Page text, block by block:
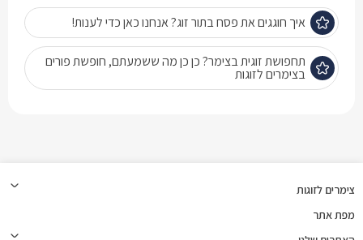
איך חוגגים את פסח בתור זוג? אנחנו כאן כדי לענות!
תחפושת זוגית בצימר? כן כן מה ששמעתם, חופשת פורים
בצימרים לזוגות
צימרים לזוגות
מפת אתר